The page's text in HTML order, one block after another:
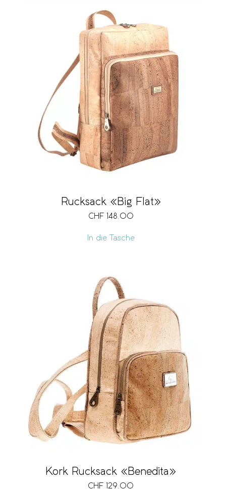
Rucksack «Big Flat»
CHF 148.00
In die Tasche
Kork Rucksack «Benedita»
CHF 129.00